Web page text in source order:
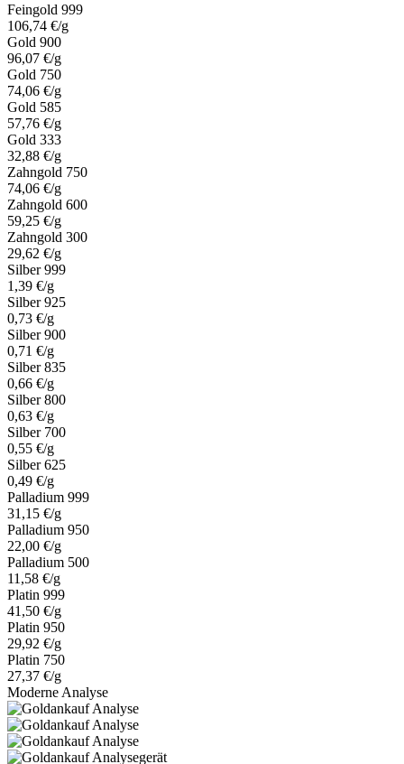
Feingold 999
106,74 €/g
Gold 900
96,07 €/g
Gold 750
74,06 €/g
Gold 585
57,76 €/g
Gold 333
32,88 €/g
Zahngold 750
74,06 €/g
Zahngold 600
59,25 €/g
Zahngold 300
29,62 €/g
Silber 999
1,39 €/g
Silber 925
0,73 €/g
Silber 900
0,71 €/g
Silber 835
0,66 €/g
Silber 800
0,63 €/g
Silber 700
0,55 €/g
Silber 625
0,49 €/g
Palladium 999
31,15 €/g
Palladium 950
22,00 €/g
Palladium 500
11,58 €/g
Platin 999
41,50 €/g
Platin 950
29,92 €/g
Platin 750
27,37 €/g
Moderne Analyse